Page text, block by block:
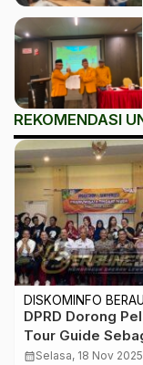
REKOMENDASI
DISKOMINFO BERAU
DPRD Dorong
Tour Guide
Investasi
calendar_monthSelasa, 18 Nov 2025